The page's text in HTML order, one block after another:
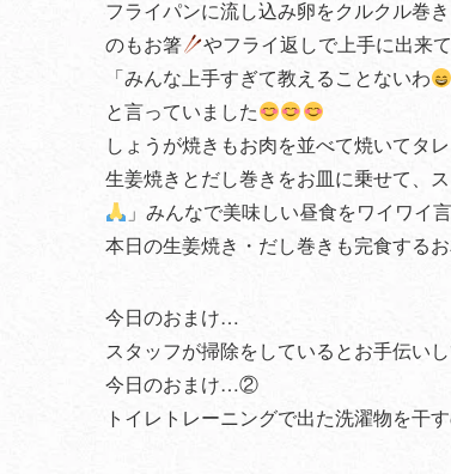
フライパンに流し込み卵をクルクル巻
のもお箸
やフライ返しで上手に出来
「みんな上手すぎて教えることないわ
と言っていました
しょうが焼きもお肉を並べて焼いてタ
生姜焼きとだし巻きをお皿に乗せて、
」みんなで美味しい昼食をワイワイ
本日の生姜焼き・だし巻きも完食する
今日のおまけ…
スタッフが掃除をしているとお手伝い
今日のおまけ…②
トイレトレーニングで出た洗濯物を干